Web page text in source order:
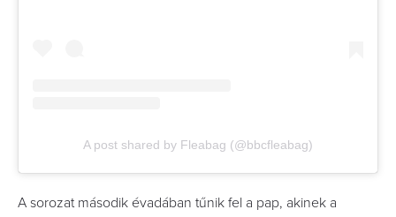
A post shared by Fleabag (@bbcfleabag)
A sorozat második évadában tűnik fel a pap, akinek a